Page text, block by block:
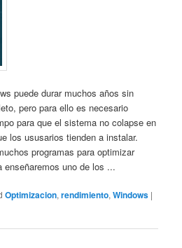
puede durar muchos años sin
pero para ello es necesario
para que el sistema no colapse en
los ususarios tienden a instalar.
programas para optimizar
enseñaremos uno de los ...
Optimizacion,rendimiento,Windows |